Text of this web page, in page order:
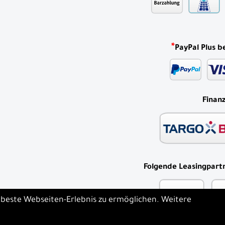
*PayPal Plus
Folgende
Webseiten-Erlebnis zu ermöglichen. Weitere